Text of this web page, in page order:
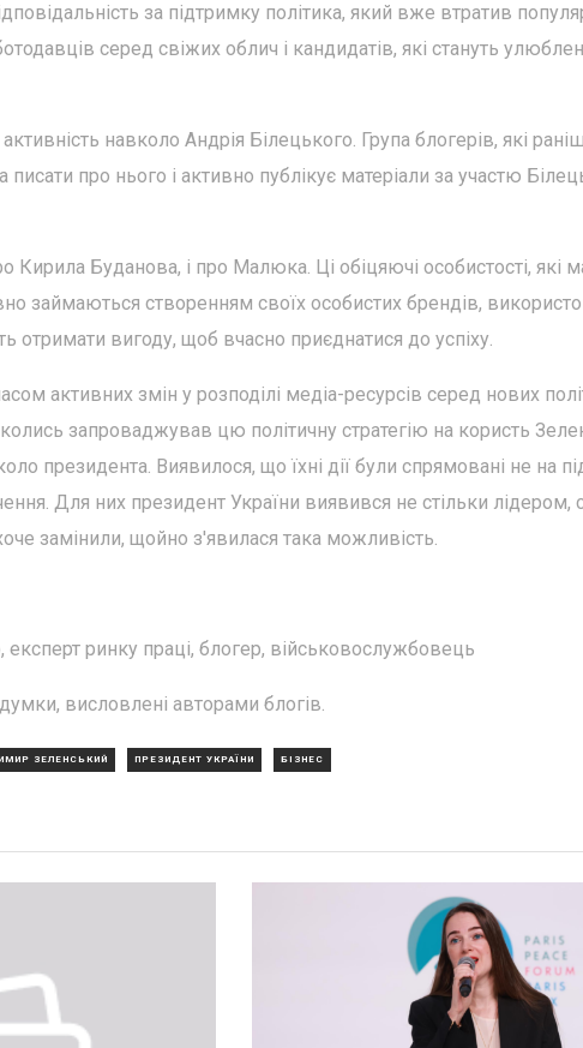
за підтримку політика, який вже втратив
серед свіжих облич і кандидатів, які стануть
навколо Андрія Білецького. Група блогерів, які
про нього і активно публікує матеріали за участю
Кирила Буданова, і про Малюка. Ці обіцяючі особистості, які
займаються створенням своїх особистих брендів,
отримати вигоду, щоб вчасно приєднатися до успіху.
активних змін у розподілі медіа-ресурсів серед нових
запроваджував цю політичну стратегію на користь
президента. Виявилося, що їхні дії були спрямовані не на
Для них президент України виявився не стільки лідером,
замінили, щойно з'явилася така можливість.
ринку праці, блогер, військовослужбовець
висловлені авторами блогів.
ЗЕЛЕНСЬКИЙ ПРЕЗИДЕНТ УКРАЇНИ БІЗНЕС